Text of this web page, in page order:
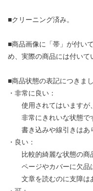
■クリーニング済み。
■商品画像に「帯」が付い
め、実際の商品には付いて
■商品状態の表記につきま
・非常に良い：
使用されてはいますが、
非常にきれいな状態で
書き込みや線引きはあ
・良い：
比較的綺麗な状態の商
ページやカバーに欠品
文章を読むのに支障は